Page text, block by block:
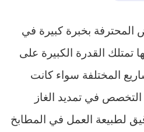
المحترفة بخبرة كبيرة في
تمتلك القدرة الكبيرة على
المختلفة سواء كانت
في تمديد الغاز
لطبيعة العمل في المطابخ